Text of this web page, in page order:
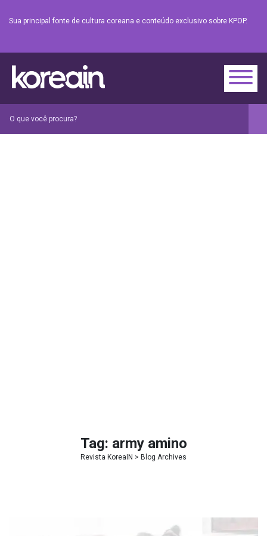
Sua principal fonte de cultura coreana e conteúdo exclusivo sobre KPOP.
Tag: army amino
Revista KoreaIN > Blog Archives